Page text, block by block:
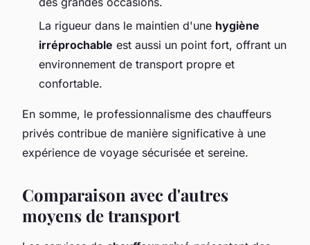
La rigueur dans le maintien d'une hygiène
irréprochable est aussi un point fort, offrant un
environnement de transport propre et
confortable.
En somme, le professionnalisme des chauffeurs
privés contribue de manière significative à une
expérience de voyage sécurisée et sereine.
Comparaison avec d'autres
moyens de transport